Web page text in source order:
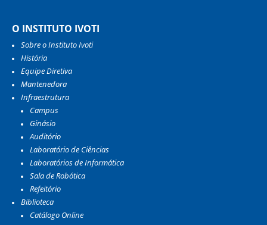
O INSTITUTO IVOTI
Sobre o Instituto Ivoti
História
Equipe Diretiva
Mantenedora
Infraestrutura
Campus
Ginásio
Auditório
Laboratório de Ciências
Laboratórios de Informática
Sala de Robótica
Refeitório
Biblioteca
Catálogo Online